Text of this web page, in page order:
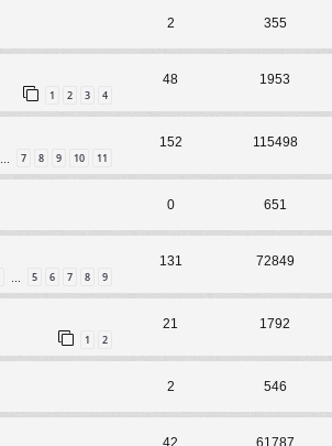
2 355
1 2 3 4
48 1953
… 7 8 9 10 11
152 115498
0 651
… 5 6 7 8 9
131 72849
1 2
21 1792
2 546